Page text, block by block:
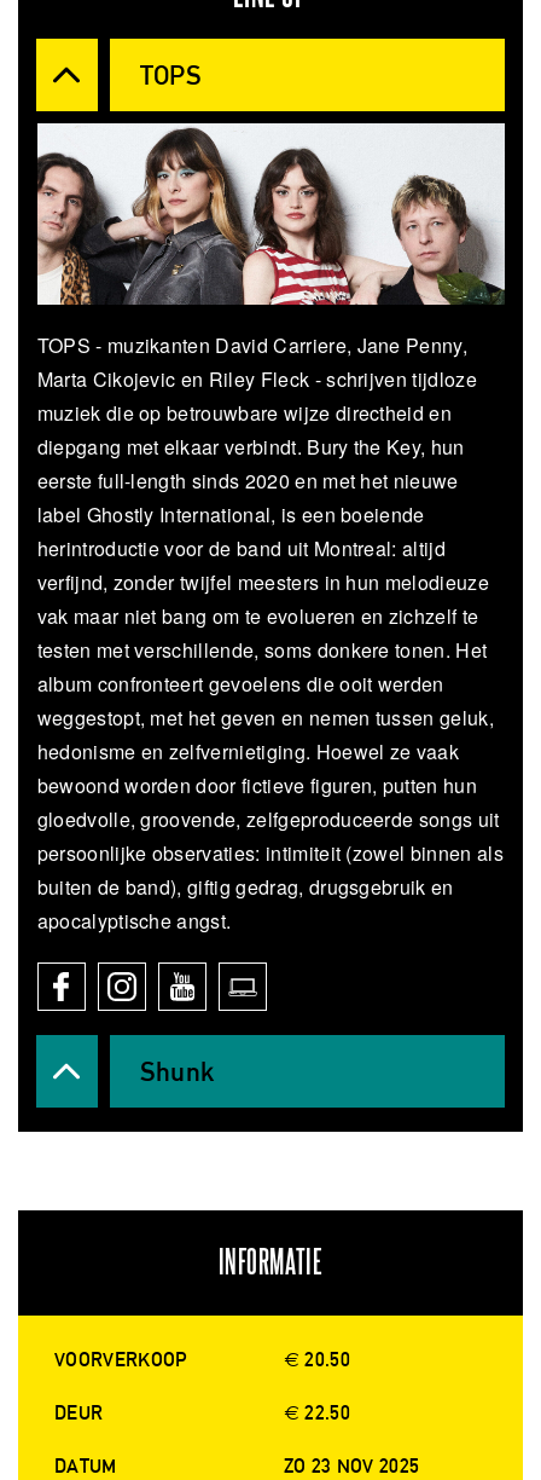
TOPS
TOPS - muzikanten David Carriere, Jane Penny,
Marta Cikojevic en Riley Fleck - schrijven tijdloze
muziek die op betrouwbare wijze directheid en
diepgang met elkaar verbindt. Bury the Key, hun
eerste full-length sinds 2020 en met het nieuwe
label Ghostly International, is een boeiende
herintroductie voor de band uit Montreal: altijd
verfijnd, zonder twijfel meesters in hun melodieuze
vak maar niet bang om te evolueren en zichzelf te
testen met verschillende, soms donkere tonen. Het
album confronteert gevoelens die ooit werden
weggestopt, met het geven en nemen tussen geluk,
hedonisme en zelfvernietiging. Hoewel ze vaak
bewoond worden door fictieve figuren, putten hun
gloedvolle, groovende, zelfgeproduceerde songs uit
persoonlijke observaties: intimiteit (zowel binnen als
buiten de band), giftig gedrag, drugsgebruik en
apocalyptische angst.
Shunk
INFORMATIE
VOORVERKOOP € 20.50
DEUR € 22.50
DATUM ZO 23 NOV 2025